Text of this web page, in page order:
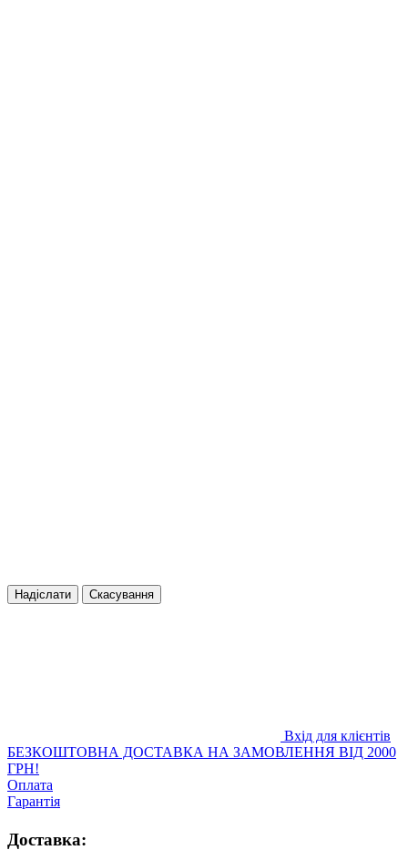
Надіслати Скасування
Вхід для клієнтів
БЕЗКОШТОВНА ДОСТАВКА НА ЗАМОВЛЕННЯ ВІД 2000
ГРН!
Оплата
Гарантія
Доставка: